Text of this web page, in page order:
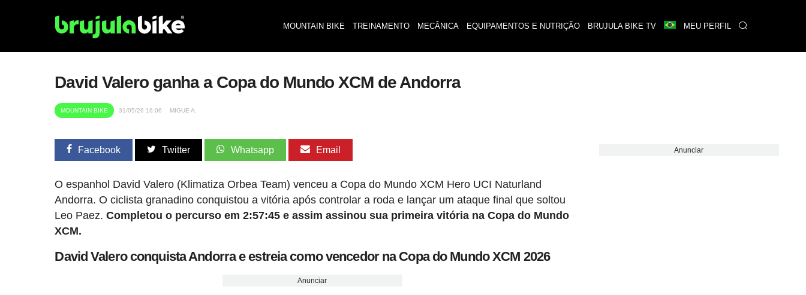
MOUNTAIN BIKE TREINAMENTO MECÂNICA EQUIPAMENTOS E NUTRIÇÃO BRUJULA BIKE TV MEU PERFIL
David Valero ganha a Copa do Mundo XCM de Andorra
MOUNTAIN BIKE 31/05/26 16:06 MIGUE A.
Facebook Twitter Whatsapp Email
O espanhol David Valero (Klimatiza Orbea Team) venceu a Copa do Mundo XCM Hero UCI Naturland
Andorra. O ciclista granadino conquistou a vitória após controlar a roda e lançar um ataque final que soltou
Leo Paez.Completou o percurso em 2:57:45 e assim assinou sua primeira vitória na Copa do Mundo
XCM.
David Valero conquista Andorra e estreia como vencedor na Copa do Mundo XCM 2026
Anunciar
Anunciar